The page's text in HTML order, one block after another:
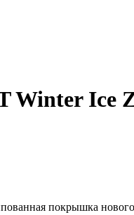
Winter Ice
покрышка